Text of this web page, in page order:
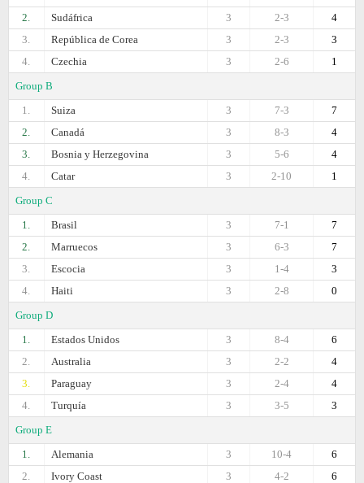
2.
Sudáfrica 4
2-3
3
3.
República de Corea 3
2-3
3
4.
Czechia 1
2-6
3
Group B
1.
Suiza 7
7-3
3
2.
Canadá 4
8-3
3
3.
Bosnia y Herzegovina 4
5-6
3
4.
Catar 1
2-10
3
Group C
1.
Brasil 7
7-1
3
2.
Marruecos 7
6-3
3
3.
Escocia 3
1-4
3
4.
Haiti 0
2-8
3
Group D
1.
Estados Unidos 6
8-4
3
2.
Australia 4
2-2
3
3.
Paraguay 4
2-4
3
4.
Turquía 3
3-5
3
Group E
1.
Alemania 6
10-4
3
2.
Ivory Coast 6
4-2
3